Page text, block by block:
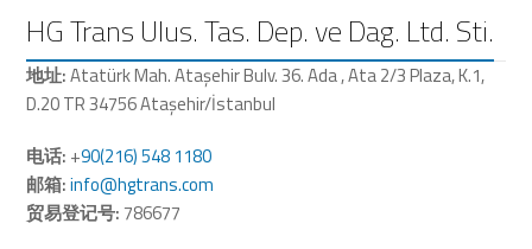
HG Trans Ulus. Tas. Dep. ve Dag. Ltd. Sti.
地址:Atatürk Mah. Ataşehir Bulv. 36. Ada , Ata 2/3 Plaza, K.1,
D.20 TR 34756 Ataşehir/İstanbul
电话: +90(216) 548 1180
邮箱:info@hgtrans.com
贸易登记号: 786677